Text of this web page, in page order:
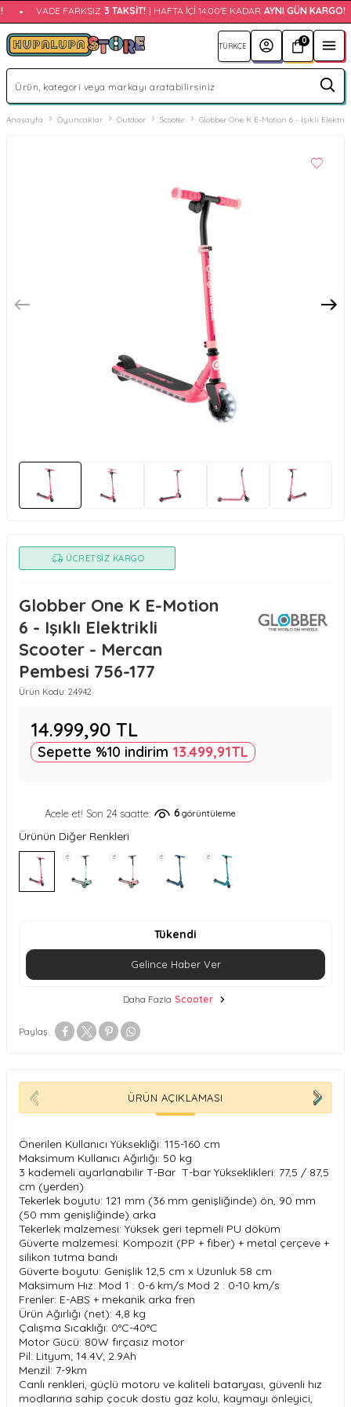
VADE FARKSIZ 3 TAKSIT! | HAFTA İÇI 14:00'E KADAR AYNI GÜN KARGO!
0
Anasayfa Oyuncaklar Outdoor Scooter Globber One K E-Motion 6 - Işıklı
ÜCRETSIZ KARGO
Globber One K E-Motion
6 - Işıklı Elektrikli
Scooter - Mercan
Pembesi 756-177
Ürün Kodu: 24942
14.999,90 TL
Sepette %10 indirim 13.499,91TL
Acele et! Son 24 saatte: 6 görüntüleme
Ürünün Diğer Renkleri
Tükendi
Gelince Haber Ver
Daha Fazla Scooter
Paylaş
ÜRÜN AÇIKLAMASI
Önerilen Kullanıcı Yüksekliği: 115-160 cm
Maksimum Kullanıcı Ağırlığı: 50 kg
3 kademeli ayarlanabilir T-Bar T-bar Yükseklikleri: 77,5 / 87,5
cm (yerden)
Tekerlek boyutu: 121 mm (36 mm genişliğinde) ön, 90 mm
(50 mm genişliğinde) arka
Tekerlek malzemesi: Yüksek geri tepmeli PU döküm
Güverte malzemesi: Kompozit (PP + fiber) + metal çerçeve +
silikon tutma bandı
Güverte boyutu: Genişlik 12,5 cm x Uzunluk 58 cm
Maksimum Hız: Mod 1 : 0-6 km/s Mod 2 : 0-10 km/s
Frenler: E-ABS + mekanik arka fren
Ürün Ağırlığı (net): 4,8 kg
Çalışma Sıcaklığı: 0°C-40°C
Motor Gücü: 80W fırçasız motor
Pil: Lityum; 14.4V; 2.9Ah
Menzil: 7-9km
Canlı renkleri, güçlü motoru ve kaliteli bataryası, güvenli hız
modlarına sahip çocuk dostu gaz kolu, kaymayı önleyici,